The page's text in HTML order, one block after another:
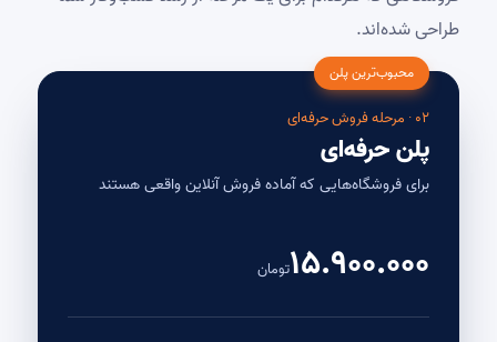
طراحی شده‌اند.
محبوب‌ترین پلن
۰۲ · مرحله فروش حرفه‌ای
پلن حرفه‌ای
برای فروشگاه‌هایی که آماده فروش آنلاین واقعی هستند
۱۵.۹۰۰.۰۰۰تومان